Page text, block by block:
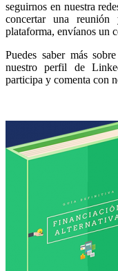
seguirnos en nuestra
concertar una reunión
plataforma, envíanos un
Puedes saber más sobre
nuestro perfil de
participa y comenta con